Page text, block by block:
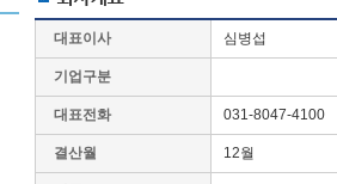
대표이사 심병섭
기업구분
대표전화 031-8047-4100
결산월 12월